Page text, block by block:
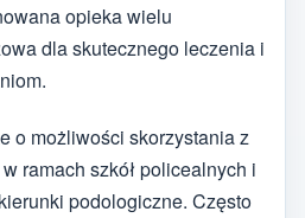
opieka wielu
dla skutecznego leczenia i
o możliwości skorzystania z
ramach szkół policealnych i
podologiczne. Często